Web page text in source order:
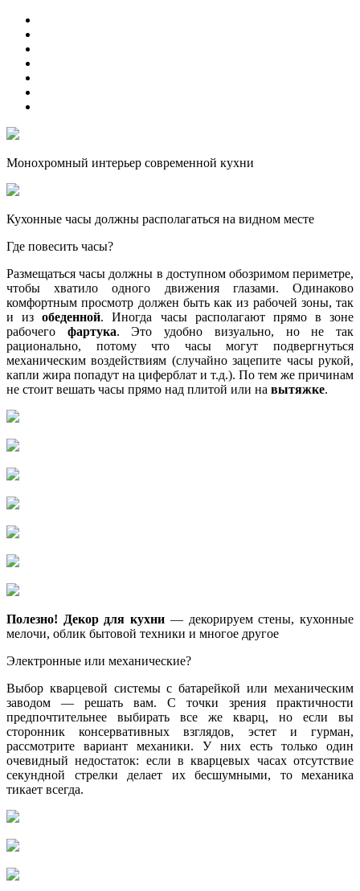
Монохромный интерьер современной кухни
Кухонные часы должны располагаться на видном месте
Где повесить часы?
Размещаться часы должны в доступном обозримом периметре,
чтобы хватило одного движения глазами. Одинаково
комфортным просмотр должен быть как из рабочей зоны, так
и изобеденной. Иногда часы располагают прямо в зоне
рабочего фартука. Это удобно визуально, но не так
рационально, потому что часы могут подвергнуться
механическим воздействиям (случайно зацепите часы рукой,
капли жира попадут на циферблат и т.д.). По тем же причинам
не стоит вешать часы прямо над плитой или на вытяжке.
Полезно! Декор для кухни — декорируем стены, кухонные
мелочи, облик бытовой техники и многое другое
Электронные или механические?
Выбор кварцевой системы с батарейкой или механическим
заводом — решать вам. С точки зрения практичности
предпочтительнее выбирать все же кварц, но если вы
сторонник консервативных взглядов, эстет и гурман,
рассмотрите вариант механики. У них есть только один
очевидный недостаток: если в кварцевых часах отсутствие
секундной стрелки делает их бесшумными, то механика
тикает всегда.